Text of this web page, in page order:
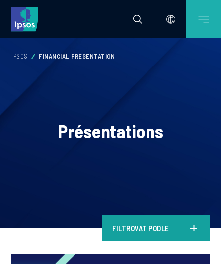
IPSOS FINANCIAL PRESENTATION
Présentations
FILTROVAT PODLE